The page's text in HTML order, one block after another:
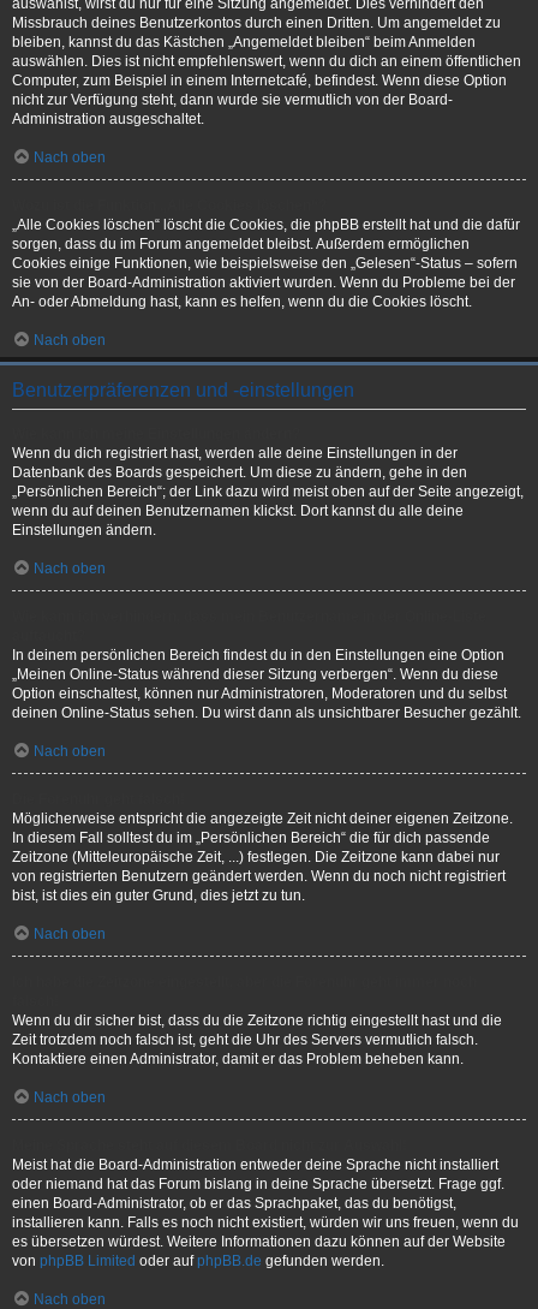
auswählst, wirst du nur für eine Sitzung angemeldet. Dies verhindert den
Missbrauch deines Benutzerkontos durch einen Dritten. Um angemeldet zu
bleiben, kannst du das Kästchen „Angemeldet bleiben“ beim Anmelden
auswählen. Dies ist nicht empfehlenswert, wenn du dich an einem öffentlichen
Computer, zum Beispiel in einem Internetcafé, befindest. Wenn diese Option
nicht zur Verfügung steht, dann wurde sie vermutlich von der Board-
Administration ausgeschaltet.
Nach oben
„Alle Cookies löschen“ löscht die Cookies, die phpBB erstellt hat und die dafür
sorgen, dass du im Forum angemeldet bleibst. Außerdem ermöglichen
Cookies einige Funktionen, wie beispielsweise den „Gelesen“-Status – sofern
sie von der Board-Administration aktiviert wurden. Wenn du Probleme bei der
An- oder Abmeldung hast, kann es helfen, wenn du die Cookies löscht.
Nach oben
Benutzerpräferenzen und -einstellungen
Wenn du dich registriert hast, werden alle deine Einstellungen in der
Datenbank des Boards gespeichert. Um diese zu ändern, gehe in den
„Persönlichen Bereich“; der Link dazu wird meist oben auf der Seite angezeigt,
wenn du auf deinen Benutzernamen klickst. Dort kannst du alle deine
Einstellungen ändern.
Nach oben
In deinem persönlichen Bereich findest du in den Einstellungen eine Option
„Meinen Online-Status während dieser Sitzung verbergen“. Wenn du diese
Option einschaltest, können nur Administratoren, Moderatoren und du selbst
deinen Online-Status sehen. Du wirst dann als unsichtbarer Besucher gezählt.
Nach oben
Möglicherweise entspricht die angezeigte Zeit nicht deiner eigenen Zeitzone.
In diesem Fall solltest du im „Persönlichen Bereich“ die für dich passende
Zeitzone (Mitteleuropäische Zeit, ...) festlegen. Die Zeitzone kann dabei nur
von registrierten Benutzern geändert werden. Wenn du noch nicht registriert
bist, ist dies ein guter Grund, dies jetzt zu tun.
Nach oben
Wenn du dir sicher bist, dass du die Zeitzone richtig eingestellt hast und die
Zeit trotzdem noch falsch ist, geht die Uhr des Servers vermutlich falsch.
Kontaktiere einen Administrator, damit er das Problem beheben kann.
Nach oben
Meist hat die Board-Administration entweder deine Sprache nicht installiert
oder niemand hat das Forum bislang in deine Sprache übersetzt. Frage ggf.
einen Board-Administrator, ob er das Sprachpaket, das du benötigst,
installieren kann. Falls es noch nicht existiert, würden wir uns freuen, wenn du
es übersetzen würdest. Weitere Informationen dazu können auf der Website
von phpBB Limited oder aufphpBB.de gefunden werden.
Nach oben